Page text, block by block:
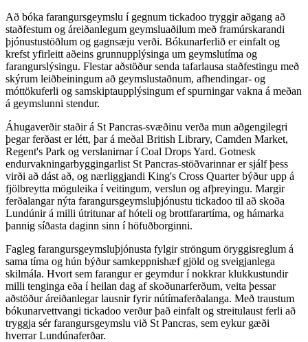
Að bóka farangursgeymslu í gegnum tickadoo tryggir aðgang að
staðfestum og áreiðanlegum geymsluaðilum með framúrskarandi
þjónustustöðlum og gagnsæju verði. Bókunarferlið er einfalt og
krefst yfirleitt aðeins grunnupplýsinga um geymslutíma og
farangurslýsingu. Flestar aðstöður senda tafarlausa staðfestingu með
skýrum leiðbeiningum að geymslustaðnum, afhendingar- og
móttökuferli og samskiptaupplýsingum ef spurningar vakna á meðan
á geymslunni stendur.
Áhugaverðir staðir á St Pancras-svæðinu verða mun aðgengilegri
þegar ferðast er létt, þar á meðal British Library, Camden Market,
Regent's Park og verslanirnar í Coal Drops Yard. Gotnesk
endurvakningarbyggingarlist St Pancras-stöðvarinnar er sjálf þess
virði að dást að, og nærliggjandi King's Cross Quarter býður upp á
fjölbreytta möguleika í veitingum, verslun og afþreyingu. Margir
ferðalangar nýta farangursgeymsluþjónustu tickadoo til að skoða
Lundúnir á milli útritunar af hóteli og brottfarartíma, og hámarka
þannig síðasta daginn sinn í höfuðborginni.
Fagleg farangursgeymsluþjónusta fylgir ströngum öryggisreglum á
sama tíma og hún býður samkeppnishæf gjöld og sveigjanlega
skilmála. Hvort sem farangur er geymdur í nokkrar klukkustundir
milli tenginga eða í heilan dag af skoðunarferðum, veita þessar
aðstöður áreiðanlegar lausnir fyrir nútímaferðalanga. Með traustum
bókunarvettvangi tickadoo verður það einfalt og streitulaust ferli að
tryggja sér farangursgeymslu við St Pancras, sem eykur gæði
hverrar Lundúnaferðar.